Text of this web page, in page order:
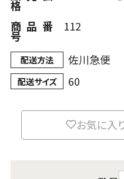
格
商品番
号
112
配送方法 佐川急便
配送サイズ 60
お気に入